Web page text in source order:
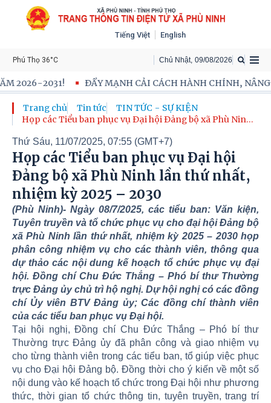
Tiếng Việt English
Chủ Nhật, 09/08/2026
Phú Thọ 36°C
CẢI CÁCH HÀNH CHÍNH, NÂNG CAO HIỆU LỰC, HIỆU QUẢ
Trang chủ Tin tức
TIN TỨC - SỰ KIỆN
Họp các Tiểu ban phục vụ Đại hội Đảng bộ xã Phù Ninh
Thứ Sáu, 11/07/2025, 07:55 (GMT+7)
Họp các Tiểu ban phục vụ Đại hội
Đảng bộ xã Phù Ninh lần thứ nhất,
nhiệm kỳ 2025 – 2030
(Phù Ninh)- Ngày 08/7/2025, các tiểu ban: Văn kiện,
Tuyên truyền và tổ chức phục vụ cho đại hội Đảng bộ
xã Phù Ninh lần thứ nhất, nhiệm kỳ 2025 – 2030 họp
phân công nhiệm vụ cho các thành viên, thông qua
dự thảo các nội dung kế hoạch tổ chức phục vụ đại
hội. Đồng chí Chu Đức Thắng – Phó bí thư Thường
trực Đảng ủy chủ trì hộ nghị. Dự hội nghị có các đồng
chí Ủy viên BTV Đảng ủy; Các đồng chí thành viên
của các tiểu ban phục vụ Đại hội.
Tại hội nghị, Đồng chí Chu Đức Thắng – Phó bí thư
Thường trực Đảng ủy đã phân công và giao nhiệm vụ
cho từng thành viên trong các tiểu ban, tổ giúp việc phục
vụ cho Đại hội Đảng bộ. Đồng thời cho ý kiến về một số
nội dung vào kế hoạch tổ chức trong Đại hội như phương
thức, thời gian tổ chức thông tin, tuyên truyền, trang trí